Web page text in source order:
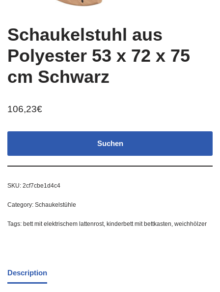
Schaukelstuhl aus
Polyester 53 x 72 x 75
cm Schwarz
106,23€
Suchen
SKU: 2cf7cbe1d4c4
Category: Schaukelstühle
Tags: bett mit elektrischem lattenrost, kinderbett mit bettkasten, weichhölzer
Description